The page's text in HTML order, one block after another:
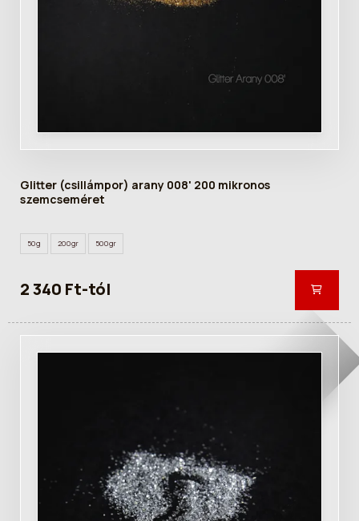
Glitter (csillámpor) arany 008' 200 mikronos
szemcseméret
50g 200gr 500gr
2 340 Ft-tól